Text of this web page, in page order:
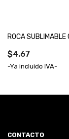
ROCA
$4.67
-Ya incluido IVA-
CONTACTO